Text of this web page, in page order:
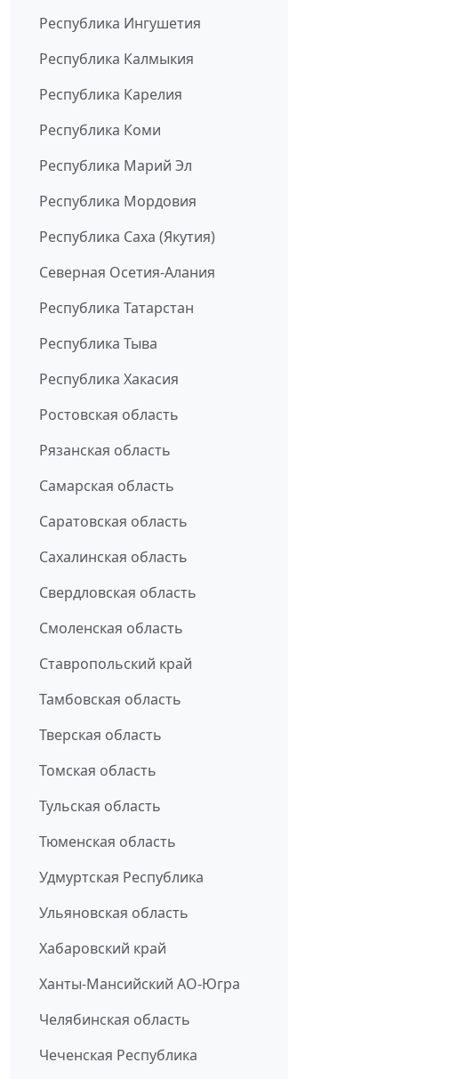
Республика Ингушетия
Республика Калмыкия
Республика Карелия
Республика Коми
Республика Марий Эл
Республика Мордовия
Республика Саха (Якутия)
Северная Осетия-Алания
Республика Татарстан
Республика Тыва
Республика Хакасия
Ростовская область
Рязанская область
Самарская область
Саратовская область
Сахалинская область
Свердловская область
Смоленская область
Ставропольский край
Тамбовская область
Тверская область
Томская область
Тульская область
Тюменская область
Удмуртская Республика
Ульяновская область
Хабаровский край
Ханты-Мансийский АО-Югра
Челябинская область
Чеченская Республика